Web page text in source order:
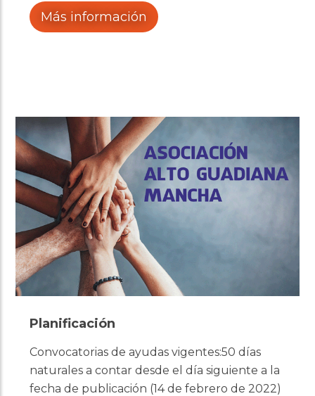
Más información
Planificación
Convocatorias de ayudas vigentes:50 días
naturales a contar desde el día siguiente a la
fecha de publicación (14 de febrero de 2022)